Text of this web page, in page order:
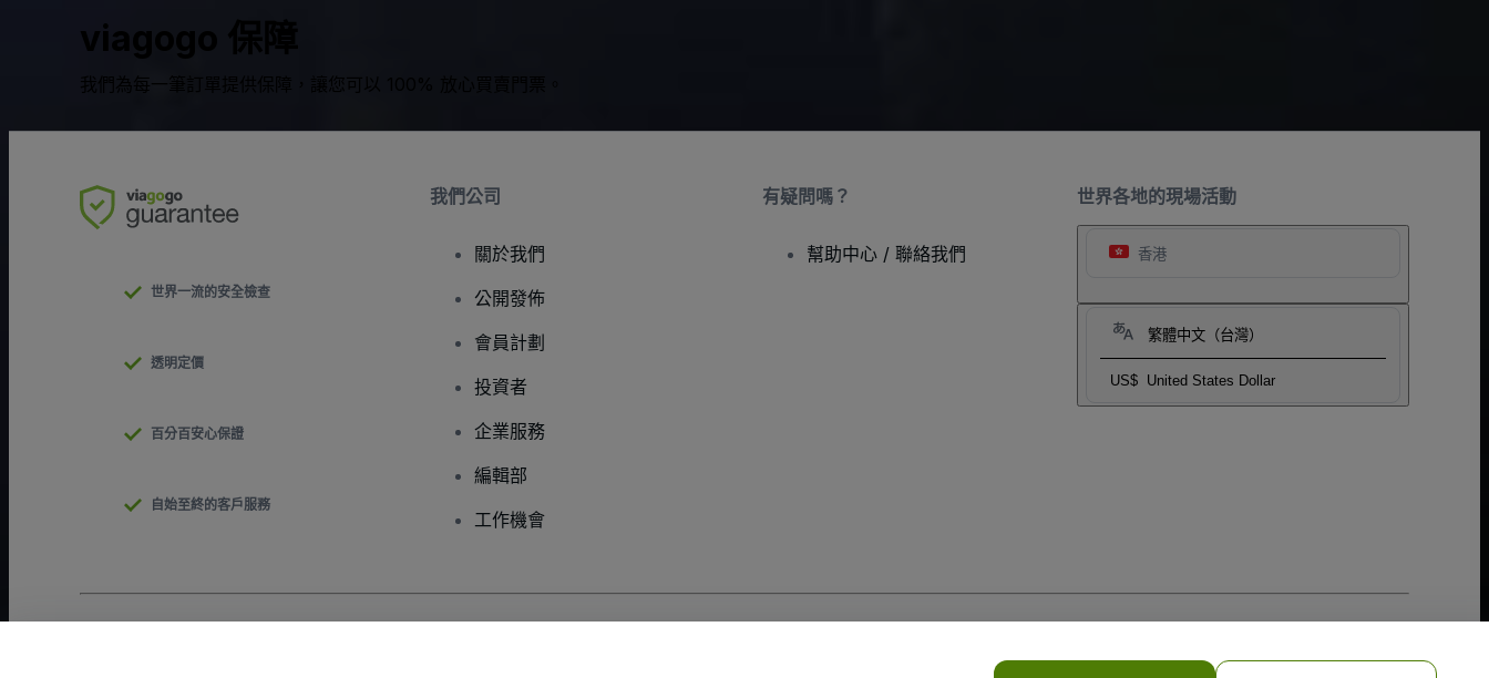
viagogo 保障
我們為每一筆訂單提供保障，讓您可以 100% 放心買賣門票。
世界各地的現場活動
香港
繁體中文（台灣）
US$ United States Dollar
世界一流的安全檢查
透明定價
百分百安心保證
自始至終的客戶服務
我們公司
關於我們
公開發佈
會員計劃
投資者
企業服務
編輯部
工作機會
有疑問嗎？
幫助中心 / 聯絡我們